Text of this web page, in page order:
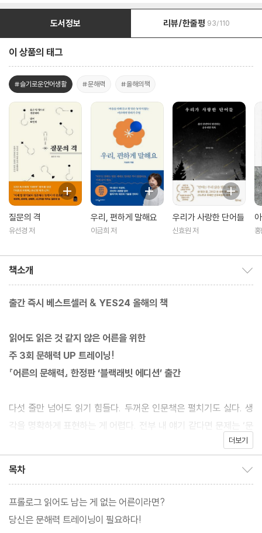
도서정보 리뷰/한줄평 93/110
이 상품의 태그
#슬기로운언어생활 #문해력 #올해의책
질문의 격
유선경 저
우리, 편하게 말해요
이금희 저
우리가 사랑한 단어들
신효원 저
책소개
출간 즉시 베스트셀러 & YES24 올해의 책
읽어도 읽은 것 같지 않은 어른을 위한
주 3회 문해력 UP 트레이닝!
『어른의 문해력』 한정판 ‘블랙래빗 에디션’ 출간
다섯 줄만 넘어도 읽기 힘들다. 두꺼운 인문책은 펼치기도 싫다. 생
각을 명확하게 표현하는 게 어렵다. 전부 내 얘기 같다면 문제는 ‘문
해력 부족’이다. 이 책 『어른의 문해력』은 제목 그대로 어른의 문해
자 글쓰기 코치 ‘글밥’으로 활약 중인 김선영 작가는 이 책에서 문해
력을 이루는 ‘어휘, 독서, 구성 능력’을 8주 만에 높이는 주 3회 훈련
법을 제공한다.
더보기
목차
프롤로그 읽어도 남는 게 없는 어른이라면?
당신은 문해력 트레이닝이 필요하다!